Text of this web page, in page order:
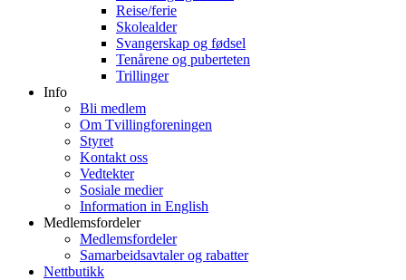
Reise/ferie
Skolealder
Svangerskap og fødsel
Tenårene og puberteten
Trillinger
Info
Bli medlem
Om Tvillingforeningen
Styret
Kontakt oss
Vedtekter
Sosiale medier
Information in English
Medlemsfordeler
Medlemsfordeler
Samarbeidsavtaler og rabatter
Nettbutikk